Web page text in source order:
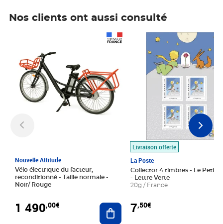
Nos clients ont aussi consulté
Nouvelle Attitude
Vélo électrique du facteur,
reconditionné - Taille normale -
Noir/ Rouge
1 490,00€ Ajouter au panier
Livraison offerte
La Poste
Collector 4 timbres - Le Petit
- Lettre Verte
20g / France
7,50€
Prix 7,50€